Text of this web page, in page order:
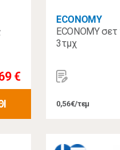
€
ECONOMY
ECONOMY
3τμχ
0,56€/τεμ